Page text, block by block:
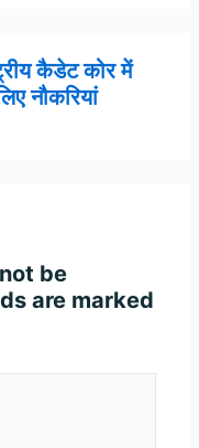
कैडेट कोर में
नौकरियां
be
are marked